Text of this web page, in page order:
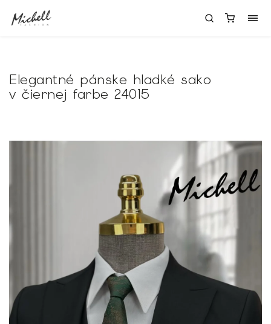
Elegantné pánske hladké sako
v čiernej farbe 24015